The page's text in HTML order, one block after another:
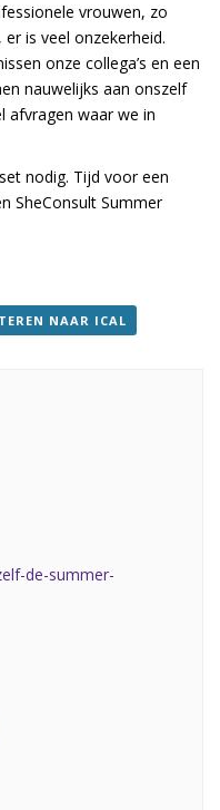
vrouwen, zo
is veel onzekerheid.
onze collega’s en een
nauwelijks aan onszelf
afvragen waar we in
nodig. Tijd voor een
SheConsult Summer
NAAR ICAL
de-summer-